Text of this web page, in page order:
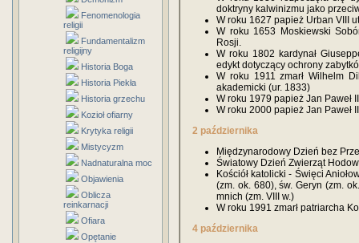
Fenomenologia
religii
Fundamentalizm
religijny
Historia Boga
Historia Piekła
Historia grzechu
Kozioł ofiarny
Krytyka religii
Mistycyzm
Nadnaturalna moc
Objawienia
Oblicza
reinkarnacji
Ofiara
Opętanie
doktryny kalwinizmu jako
W roku 1627 papież Urban VIII
W roku 1653 Moskiewski
Rosji.
W roku 1802 kardynał
edykt dotyczący ochrony
W roku 1911 zmarł Wilhelm
akademicki (ur. 1833)
W roku 1979 papież Jan Paweł
W roku 2000 papież Jan Paweł
2 października
Międzynarodowy Dzień bez
Światowy Dzień Zwierząt
Kościół katolicki - Święci
(zm. ok. 680), św. Geryn (zm.
mnich (zm. VIII w.)
W roku 1991 zmarł patriarcha
4 października